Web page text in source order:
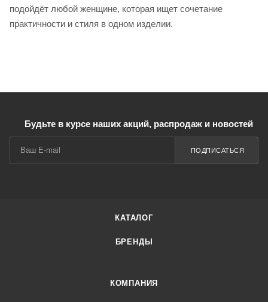
подойдёт любой женщине, которая ищет сочетание
практичности и стиля в одном изделии.
Будьте в курсе наших акций, распродаж и новостей
ПОДПИСАТЬСЯ
КАТАЛОГ
БРЕНДЫ
КОМПАНИЯ